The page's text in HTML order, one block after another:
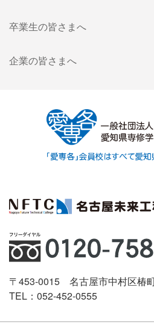
卒業生の皆さまへ
企業の皆さまへ
〒453-0015 名古屋市中村区椿
TEL：052-452-0555